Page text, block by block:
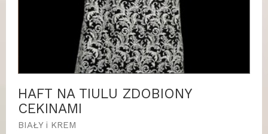
HAFT NA TIULU ZDOBIONY
CEKINAMI
BIAŁY i KREM